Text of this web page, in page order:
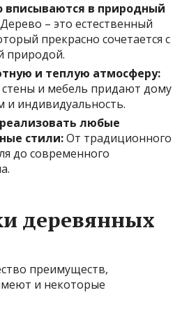
вписываются в природный
Дерево – это естественный
прекрасно сочетается с
природой.
и теплую атмосферу:
и мебель придают дому
и индивидуальность.
любые
стили:От традиционного
до современного
деревянных
преимуществ,
и некоторые